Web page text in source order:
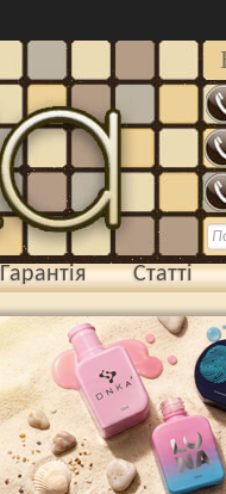
Гарантія Статті